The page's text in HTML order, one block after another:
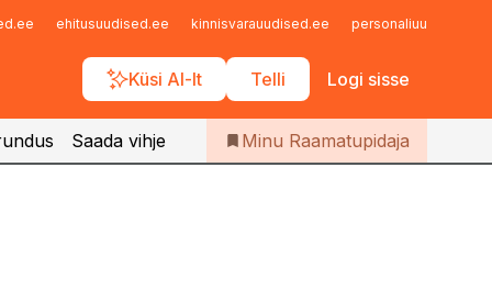
ehitusuudised.ee kinnisvarauudised.ee personaliuudised.ee
Küsi AI-lt Telli Logi sisse
Iseteenindus
Telli Raamatupidaja
Saada vihje Minu Raamatupidaja
tegevjuhi Killu Maidla sõnul erisoodustusmaks praegusel
seda hästi. "Seaduserikkumiste juures pigistatakse silm kinni,
ei leita," ütles ta